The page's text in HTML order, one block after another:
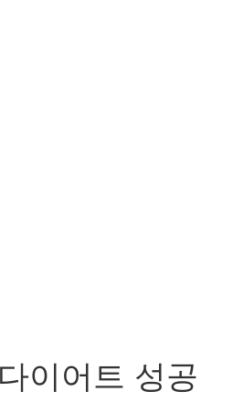
이어트 성공